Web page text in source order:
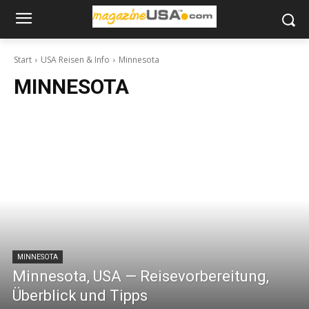
Start USA Reisen & Info Minnesota
MINNESOTA
MINNESOTA
Minnesota, USA — Reisevorbereitung,
Überblick und Tipps